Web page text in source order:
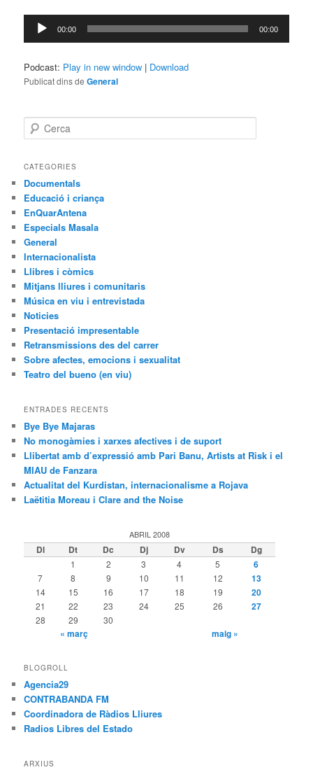
Reproductor
d'àudio
00:00 00:00
Podcast: Play in new window | Download
Publicat dins de General
e
c
CATEGORIES
Documentals
Educació i criança
EnQuarAntena
Especials Masala
General
Internacionalista
Llibres i còmics
Mitjans lliures i comunitaris
Música en viu i entrevistada
Noticies
Presentació impresentable
Retransmissions des del carrer
Sobre afectes, emocions i sexualitat
Teatro del bueno (en viu)
ENTRADES RECENTS
Bye Bye Majaras
No monogàmies i xarxes afectives i de suport
Llibertat amb d’expressió amb Pari Banu, Artists at Risk i el
MIAU de Fanzara
Actualitat del Kurdistan, internacionalisme a Rojava
Laëtitia Moreau i Clare and the Noise
ABRIL 2008
Dl Dt Dc Dj Dv Ds Dg
1 2 3 4 5 6
7 8 9 10 11 12 13
14 15 16 17 18 19 20
21 22 23 24 25 26 27
28 29 30
« març maig »
BLOGROLL
Agencia29
CONTRABANDA FM
Coordinadora de Ràdios Lliures
Radios Libres del Estado
ARXIUS